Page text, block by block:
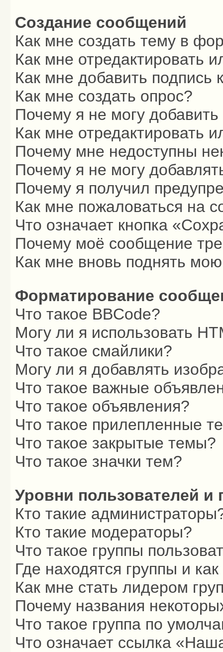
Создание сообщений
Как мне создать тему в
Как мне отредактировать
Как мне добавить
Как мне создать опрос?
Почему я не могу
Как мне отредактировать
Почему мне недоступны
Почему я не могу
Почему я получил
Как мне пожаловаться на
Что означает кнопка
Почему моё сообщение
Как мне вновь поднять
Форматирование
Что такое BBCode?
Могу ли я использовать
Что такое смайлики?
Могу ли я добавлять
Что такое важные
Что такое объявления?
Что такое прилепленные
Что такое закрытые темы?
Что такое значки тем?
Уровни пользователей и
Кто такие
Кто такие модераторы?
Что такое группы
Где находятся группы и
Как мне стать лидером
Почему названия
Что такое группа по
Что означает ссылка